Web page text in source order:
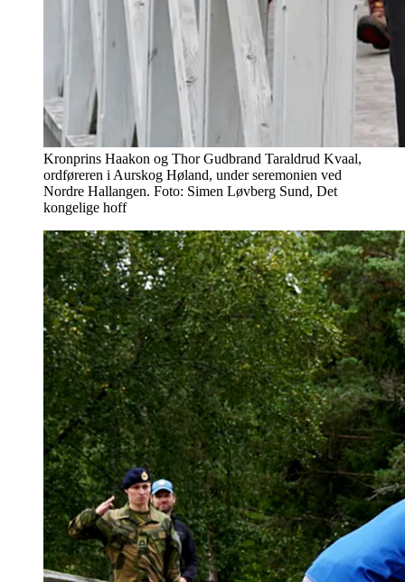
Kronprins Haakon og Thor Gudbrand Taraldrud Kvaal,
ordføreren i Aurskog Høland, under seremonien ved
Nordre Hallangen. Foto: Simen Løvberg Sund, Det
kongelige hoff